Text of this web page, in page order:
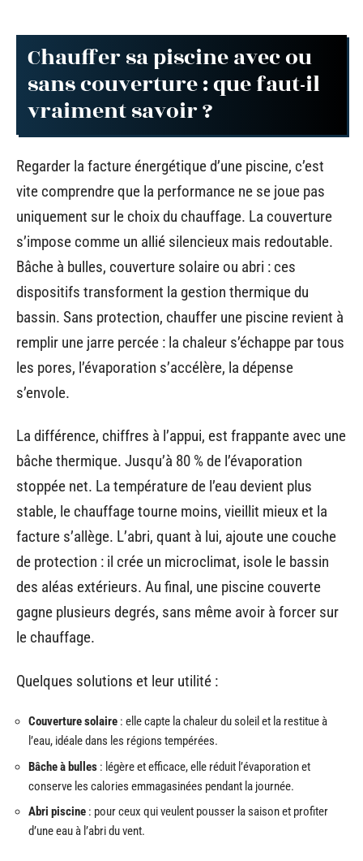
Chauffer sa piscine avec ou
sans couverture : que faut-il
vraiment savoir ?
Regarder la facture énergétique d’une piscine, c’est
vite comprendre que la performance ne se joue pas
uniquement sur le choix du chauffage. La couverture
s’impose comme un allié silencieux mais redoutable.
Bâche à bulles, couverture solaire ou abri : ces
dispositifs transforment la gestion thermique du
bassin. Sans protection, chauffer une piscine revient à
remplir une jarre percée : la chaleur s’échappe par tous
les pores, l’évaporation s’accélère, la dépense
s’envole.
La différence, chiffres à l’appui, est frappante avec une
bâche thermique. Jusqu’à 80 % de l’évaporation
stoppée net. La température de l’eau devient plus
stable, le chauffage tourne moins, vieillit mieux et la
facture s’allège. L’abri, quant à lui, ajoute une couche
de protection : il crée un microclimat, isole le bassin
des aléas extérieurs. Au final, une piscine couverte
gagne plusieurs degrés, sans même avoir à forcer sur
le chauffage.
Quelques solutions et leur utilité :
Couverture solaire : elle capte la chaleur du soleil et la restitue à
l’eau, idéale dans les régions tempérées.
Bâche à bulles : légère et efficace, elle réduit l’évaporation et
conserve les calories emmagasinées pendant la journée.
Abri piscine : pour ceux qui veulent pousser la saison et profiter
d’une eau à l’abri du vent.